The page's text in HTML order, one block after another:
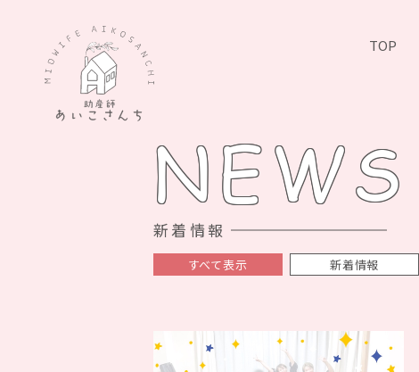
TOP
NEWS
新着情報
すべて表示 新着情報